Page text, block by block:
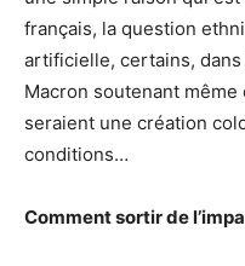
français, la question
artificielle, certains,
Macron soutenant
seraient une création
conditions…
Comment sortir de l’